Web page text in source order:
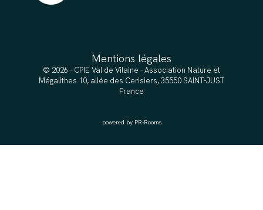
Mentions légales
© 2026 - CPIE Val de Vilaine - Association Nature et
Mégalithes 10, allée des Cerisiers, 35550 SAINT-JUST
France
powered by PR-Rooms